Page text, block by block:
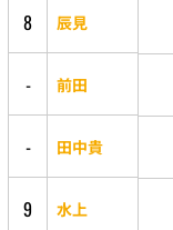
8 辰見
- 前田
- 田中貴
9 水上